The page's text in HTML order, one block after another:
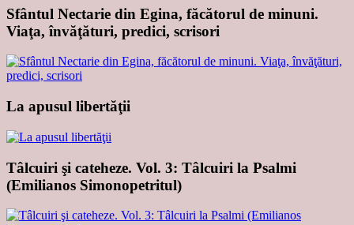
Sfântul Nectarie din Egina, făcătorul de minuni.
Viaţa, învăţături, predici, scrisori
La apusul libertăţii
Tâlcuiri şi cateheze. Vol. 3: Tâlcuiri la Psalmi
(Emilianos Simonopetritul)